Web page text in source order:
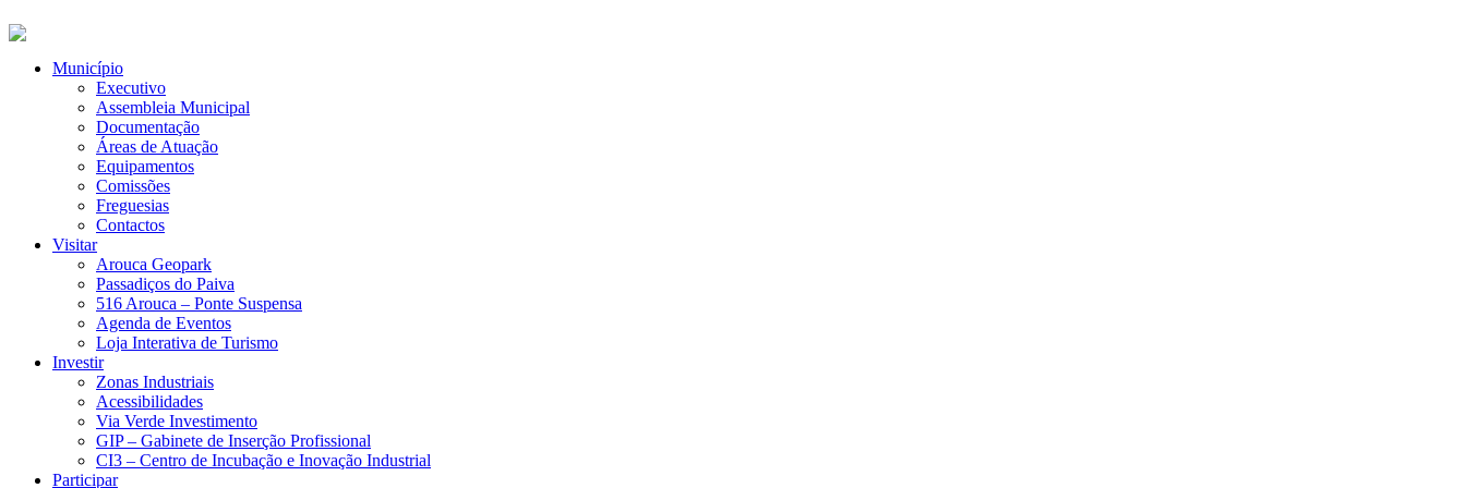
Município
Executivo
Assembleia Municipal
Documentação
Áreas de Atuação
Equipamentos
Comissões
Freguesias
Contactos
Visitar
Arouca Geopark
Passadiços do Paiva
516 Arouca – Ponte Suspensa
Agenda de Eventos
Loja Interativa de Turismo
Investir
Zonas Industriais
Acessibilidades
Via Verde Investimento
GIP – Gabinete de Inserção Profissional
CI3 – Centro de Incubação e Inovação Industrial
Participar